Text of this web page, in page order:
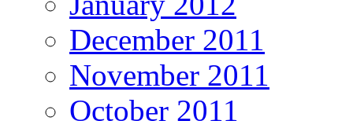
December 2011
November 2011
October 2011